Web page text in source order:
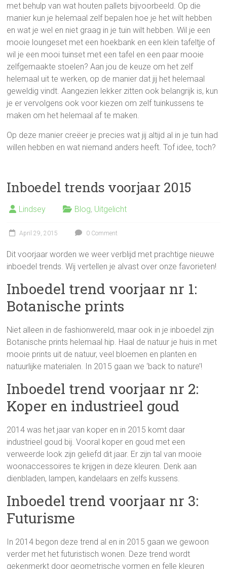
met behulp van wat houten pallets bijvoorbeeld. Op die
manier kun je helemaal zelf bepalen hoe je het wilt hebben
en wat je wel en niet graag in je tuin wilt hebben. Wil je een
mooie loungeset met een hoekbank en een klein tafeltje of
wil je een mooi tuinset met een tafel en een paar mooie
zelfgemaakte stoelen? Aan jou de keuze om het zelf
helemaal uit te werken, op de manier dat jij het helemaal
geweldig vindt. Aangezien lekker zitten ook belangrijk is, kun
je er vervolgens ook voor kiezen om zelf tuinkussens te
maken om het helemaal af te maken.
Op deze manier creëer je precies wat jij altijd al in je tuin had
willen hebben en wat niemand anders heeft. Tof idee, toch?
Inboedel trends voorjaar 2015
Lindsey Blog, Uitgelicht
April 29, 2015 0 Comment
Dit voorjaar worden we weer verblijd met prachtige nieuwe
inboedel trends. Wij vertellen je alvast over onze favorieten!
Inboedel trend voorjaar nr 1:
Botanische prints
Niet alleen in de fashionwereld, maar ook in je inboedel zijn
Botanische prints helemaal hip. Haal de natuur je huis in met
mooie prints uit de natuur, veel bloemen en planten en
natuurlijke materialen. In 2015 gaan we ‘back to nature’!
Inboedel trend voorjaar nr 2:
Koper en industrieel goud
2014 was het jaar van koper en in 2015 komt daar
industrieel goud bij. Vooral koper en goud met een
verweerde look zijn geliefd dit jaar. Er zijn tal van mooie
woonaccessoires te krijgen in deze kleuren. Denk aan
dienbladen, lampen, kandelaars en zelfs kussens.
Inboedel trend voorjaar nr 3:
Futurisme
In 2014 begon deze trend al en in 2015 gaan we gewoon
verder met het futuristisch wonen. Deze trend wordt
gekenmerkt door geometrische vormen en felle kleuren